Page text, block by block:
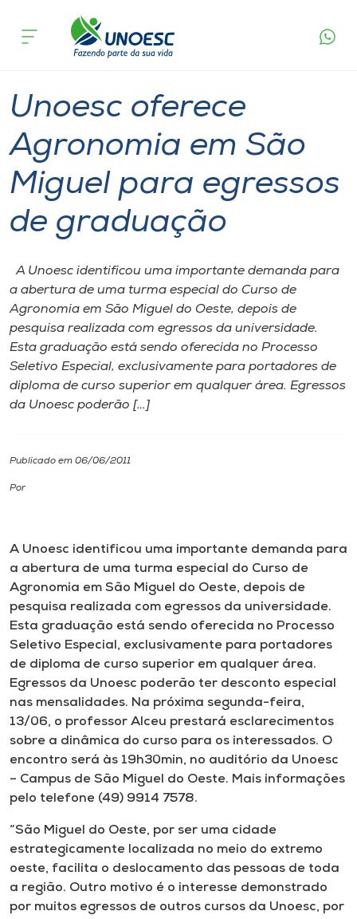
Cursos
Pesquisa
Atendimento ao Estudante
Portal de Ensino
A
Internacionalização
I.nova
Cultura
Biblioteca
Editora
Rádio
Museu
Unoesc
Store
Selecione
acontece
Unoesc oferece
Agronomia em São
Miguel para egressos
de graduação
A Unoesc identificou uma importante demanda para
a abertura de uma turma especial do Curso de
Agronomia em São Miguel do Oeste, depois de
pesquisa realizada com egressos da universidade.
Esta graduação está sendo oferecida no Processo
Seletivo Especial, exclusivamente para portadores de
diploma de curso superior em qualquer área. Egressos
da Unoesc poderão […]
Publicado em 06/06/2011
Por
A Unoesc identificou uma importante demanda para
a abertura de uma turma especial do Curso de
Agronomia em São Miguel do Oeste, depois de
pesquisa realizada com egressos da universidade.
Esta graduação está sendo oferecida no Processo
Seletivo Especial, exclusivamente para portadores
de diploma de curso superior em qualquer área.
Egressos da Unoesc poderão ter desconto especial
nas mensalidades. Na próxima segunda-feira,
13/06, o professor Alceu prestará esclarecimentos
sobre a dinâmica do curso para os interessados. O
encontro será às 19h30min, no auditório da Unoesc
– Campus de São Miguel do Oeste. Mais informações
pelo telefone (49) 9914 7578.
“São Miguel do Oeste, por ser uma cidade
estrategicamente localizada no meio do extremo
oeste, facilita o deslocamento das pessoas de toda
a região. Outro motivo é o interesse demonstrado
por muitos egressos de outros cursos da Unoesc, por